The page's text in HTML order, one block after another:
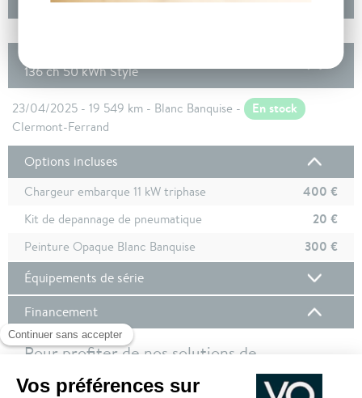
136 ch 50 kWh Style
23/04/2025 - 19 549 km - Blanc Banquise - En stock
Clermont-Ferrand
Options incluses
Chargeur embarque 11 kW triphase 400 €
Kit de depannage de pneumatique 20 €
Peinture Opaque Blanc Banquise
300 €
Équipements de série
Financement
Pour profiter de nos solutions de
financement, nous vous invitons à vous
connecter à votre compte client !